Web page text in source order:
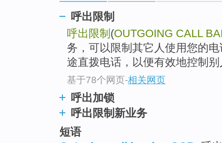
呼出限制
呼出限制 (OUTGOING CALL
务，可以限制其它人使用您的
途直拨电话，以便有效地控制
基于78个网页-相关网页
呼出加锁
呼出限制新业务
短语